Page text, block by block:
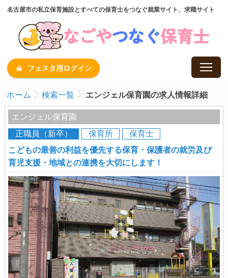
名古屋市の私立保育施設とすべての保育士をつなぐ就業サイト、求職サイト
フェスタ用ログイン
ホーム 検索一覧 エンジェル保育園の求人情報詳細
エンジェル保育園
正職員（新卒）
保育所
保育士
こどもの最善の利益を優先する保育・保護者の就労及び
育児支援・地域との連携を大切にします！